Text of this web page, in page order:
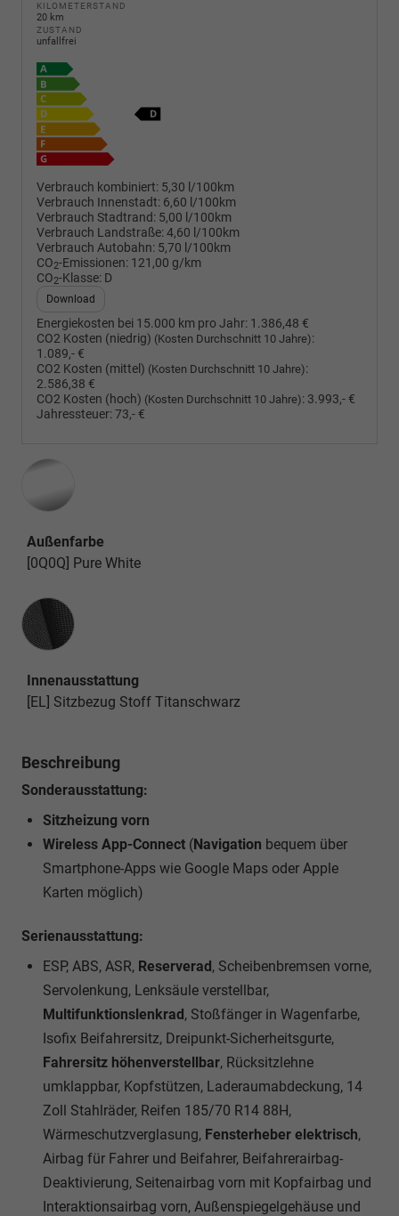
KILOMETERSTAND
20 km
ZUSTAND
unfallfrei
Verbrauch kombiniert: 5,30 l/100km
Verbrauch Innenstadt: 6,60 l/100km
Verbrauch Stadtrand: 5,00 l/100km
Verbrauch Landstraße:4,60 l/100km
Verbrauch Autobahn: 5,70 l/100km
CO2-Emissionen: 121,00 g/km
CO2-Klasse: D
Download
Energiekosten bei 15.000 km pro Jahr: 1.386,48 €
CO2 Kosten (niedrig) (Kosten Durchschnitt 10 Jahre):
1.089,- €
CO2 Kosten (mittel) (Kosten Durchschnitt 10 Jahre):
2.586,38 €
CO2 Kosten (hoch) (Kosten Durchschnitt 10 Jahre): 3.993,- €
Jahressteuer:73,- €
Außenfarbe
[0Q0Q] Pure White
Innenausstattung
Innenausstattung
[EL] Sitzbezug Stoff Titanschwarz
Beschreibung
Sonderausstattung:
Sitzheizung vorn
Wireless App-Connect (Navigation bequem über
Smartphone-Apps wie Google Maps oder Apple
Karten möglich)
Serienausstattung:
ESP, ABS, ASR, Reserverad, Scheibenbremsen vorne,
Servolenkung, Lenksäule verstellbar,
Multifunktionslenkrad, Stoßfänger in Wagenfarbe,
Isofix Beifahrersitz, Dreipunkt-Sicherheitsgurte,
Fahrersitz höhenverstellbar, Rücksitzlehne
umklappbar, Kopfstützen, Laderaumabdeckung, 14
Zoll Stahlräder, Reifen 185/70 R14 88H,
Wärmeschutzverglasung, Fensterheber elektrisch,
Airbag für Fahrer und Beifahrer, Beifahrerairbag-
Deaktivierung, Seitenairbag vorn mit Kopfairbag und
Interaktionsairbag vorn, Außenspiegelgehäuse und